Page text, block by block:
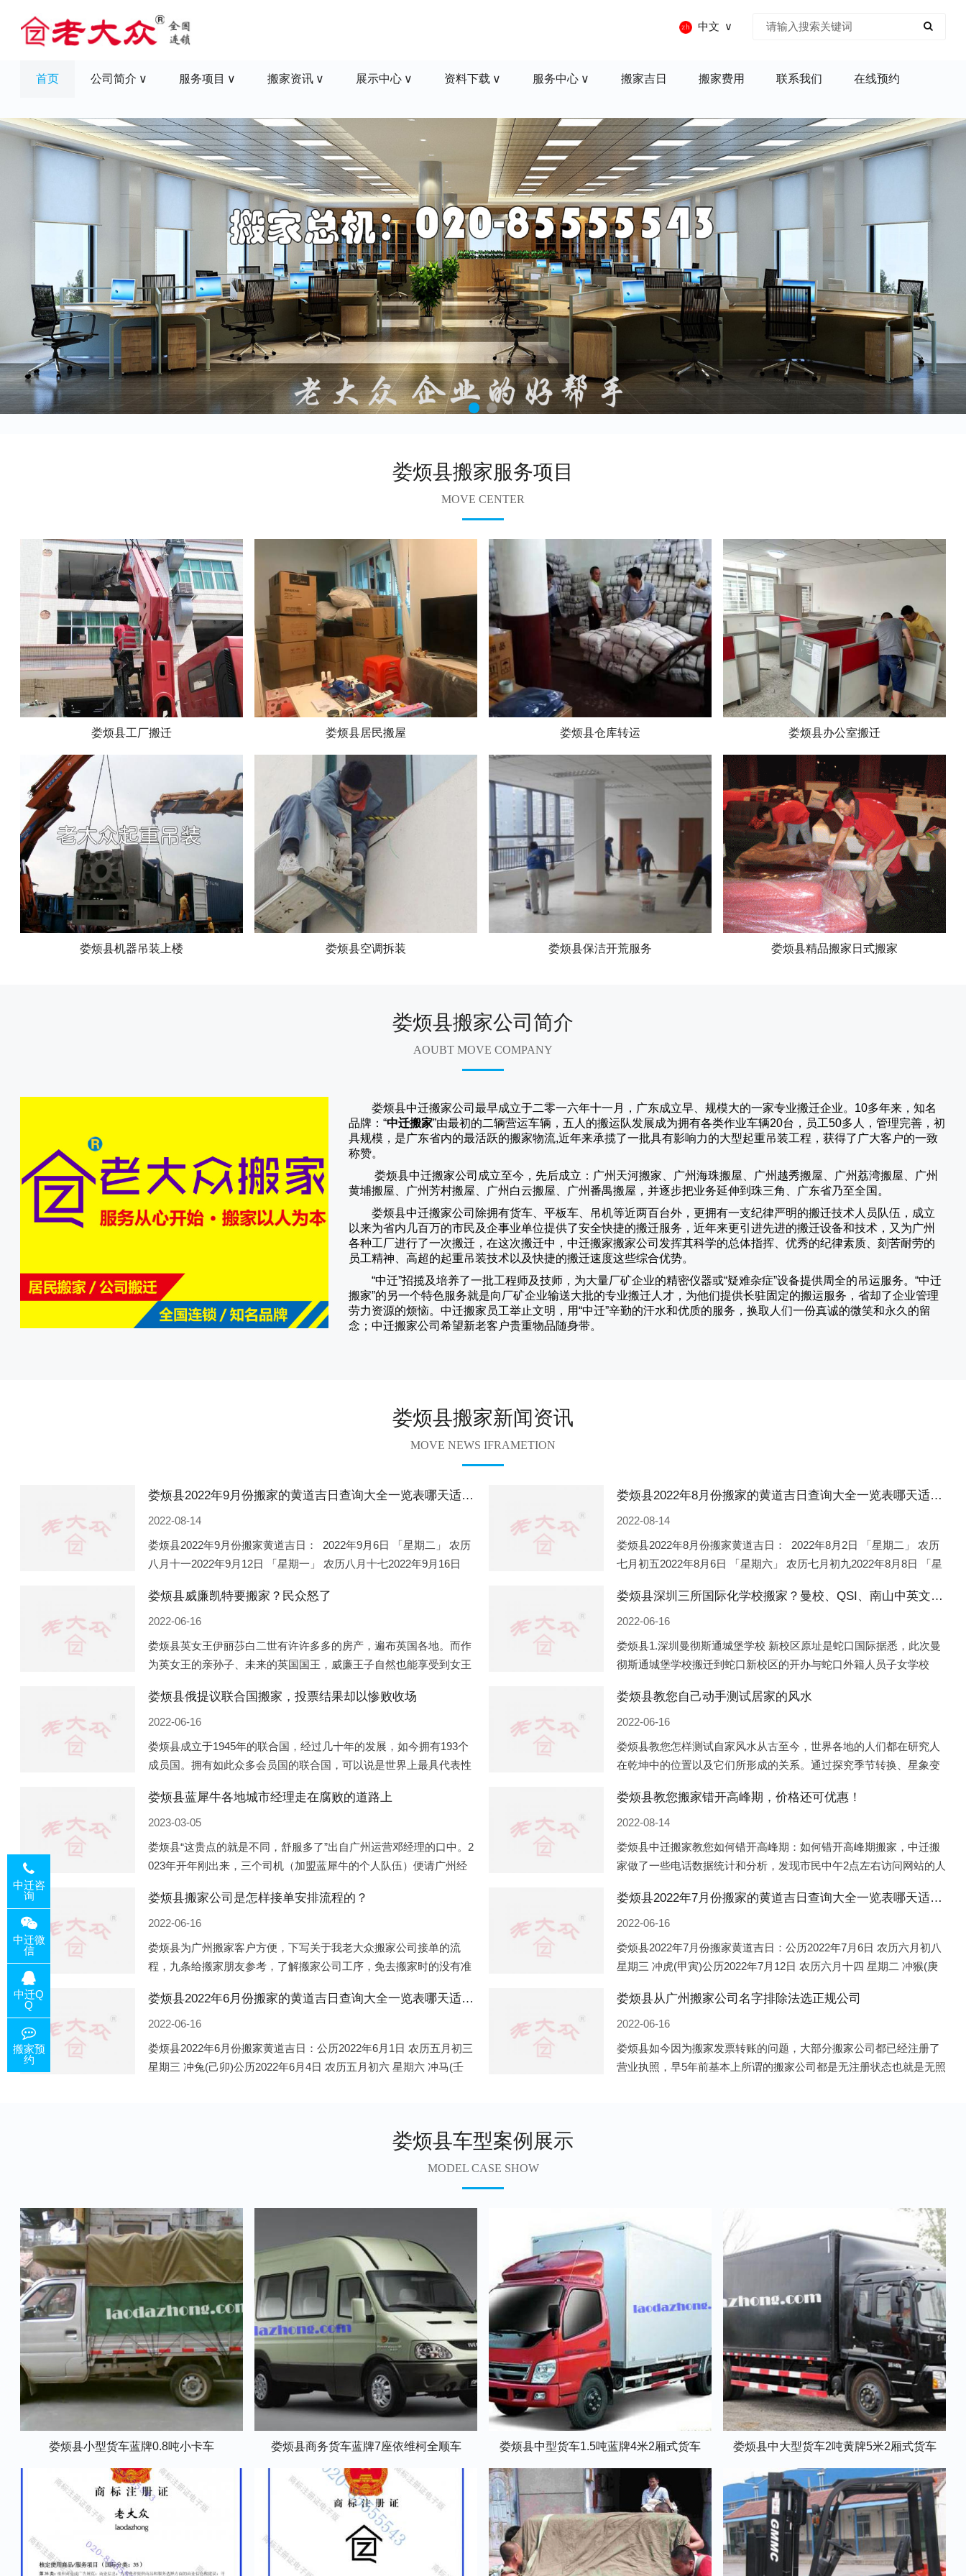
中文
首页 公司简介 服务项目 搬家资讯 展示中心 资料下载 服务中心 搬家吉日 搬家费用 联系我们 在线预约
娄烦县搬家服务项目
MOVE CENTER
娄烦县工厂搬迁 娄烦县居民搬屋 娄烦县仓库转运 娄烦县办公室搬迁
娄烦县机器吊装上楼 娄烦县空调拆装 娄烦县保洁开荒服务 娄烦县精品搬家日式搬家
娄烦县搬家公司简介
AOUBT MOVE COMPANY
娄烦县中迁搬家公司最早成立于二零一六年十一月，广东成立早、规模大的一家专业搬迁企业。10多年来，知名
品牌：“中迁搬家”由最初的二辆营运车辆，五人的搬运队发展成为拥有各类作业车辆20台，员工50多人，管理完善，初
具规模，是广东省内的最活跃的搬家物流,近年来承揽了一批具有影响力的大型起重吊装工程，获得了广大客户的一致
称赞。
娄烦县中迁搬家公司成立至今，先后成立：广州天河搬家、广州海珠搬屋、广州越秀搬屋、广州荔湾搬屋、广州
黄埔搬屋、广州芳村搬屋、广州白云搬屋、广州番禺搬屋，并逐步把业务延伸到珠三角、广东省乃至全国。
娄烦县中迁搬家公司除拥有货车、平板车、吊机等近两百台外，更拥有一支纪律严明的搬迁技术人员队伍，成立
以来为省内几百万的市民及企事业单位提供了安全快捷的搬迁服务，近年来更引进先进的搬迁设备和技术，又为广州
各种工厂进行了一次搬迁，在这次搬迁中，中迁搬家搬家公司发挥其科学的总体指挥、优秀的纪律素质、刻苦耐劳的
员工精神、高超的起重吊装技术以及快捷的搬迁速度这些综合优势。
“中迁”招揽及培养了一批工程师及技师，为大量厂矿企业的精密仪器或“疑难杂症”设备提供周全的吊运服务。“中迁
搬家”的另一个特色服务就是向厂矿企业输送大批的专业搬迁人才，为他们提供长驻固定的搬运服务，省却了企业管理
劳力资源的烦恼。中迁搬家员工举止文明，用“中迁”辛勤的汗水和优质的服务，换取人们一份真诚的微笑和永久的留
念；中迁搬家公司希望新老客户贵重物品随身带。
娄烦县搬家新闻资讯
MOVE NEWS IFRAMETION
娄烦县2022年9月份搬家的黄道吉日查询大全一览表哪天适合搬家好日子
2022-08-14
娄烦县2022年9月份搬家黄道吉日： 2022年9月6日 「星期二」 农历
八月十一2022年9月12日 「星期一」 农历八月十七2022年9月16日
娄烦县2022年8月份搬家的黄道吉日查询大全一览表哪天适合搬家好日子
2022-08-14
娄烦县2022年8月份搬家黄道吉日： 2022年8月2日 「星期二」 农历
七月初五2022年8月6日 「星期六」 农历七月初九2022年8月8日 「星
娄烦县威廉凯特要搬家？民众怒了
2022-06-16
娄烦县英女王伊丽莎白二世有许许多多的房产，遍布英国各地。而作
为英女王的亲孙子、未来的英国国王，威廉王子自然也能享受到女王
是位于伦敦的肯辛顿宫，一处
娄烦县深圳三所国际化学校搬家？曼校、QSI、南山中英文搬走了
2022-06-16
娄烦县1.深圳曼彻斯通城堡学校 新校区原址是蛇口国际据悉，此次曼
彻斯通城堡学校搬迁到蛇口新校区的开办与蛇口外籍人员子女学校
正式并入蛇口外籍
娄烦县俄提议联合国搬家，投票结果却以惨败收场
2022-06-16
娄烦县成立于1945年的联合国，经过几十年的发展，如今拥有193个
成员国。拥有如此众多会员国的联合国，可以说是世界上最具代表性
以美国为首的西方国家
娄烦县教您自己动手测试居家的风水
2022-06-16
娄烦县教您怎样测试自家风水从古至今，世界各地的人们都在研究人
在乾坤中的位置以及它们所形成的关系。通过探究季节转换、星象变
同住宅中的人，其一生中的财
娄烦县蓝犀牛各地城市经理走在腐败的道路上
2023-03-05
娄烦县“这贵点的就是不同，舒服多了”出自广州运营邓经理的口中。2
023年开年刚出来，三个司机（加盟蓝犀牛的个人队伍）便请广州经
平摊费用，燃鹅这样的
娄烦县教您搬家错开高峰期，价格还可优惠！
2022-08-14
娄烦县中迁搬家教您如何错开高峰期：如何错开高峰期搬家，中迁搬
家做了一些电话数据统计和分析，发现市民中午2点左右访问网站的人
最多的，网上QQ微
娄烦县搬家公司是怎样接单安排流程的？
2022-06-16
娄烦县为广州搬家客户方便，下写关于我老大众搬家公司接单的流
程，九条给搬家朋友参考，了解搬家公司工序，免去搬家时的没有准
电话咨询，初步了解客户搬 家
娄烦县2022年7月份搬家的黄道吉日查询大全一览表哪天适合搬家好日子
2022-06-16
娄烦县2022年7月份搬家黄道吉日：公历2022年7月6日 农历六月初八
星期三 冲虎(甲寅)公历2022年7月12日 农历六月十四 星期二 冲猴(庚
娄烦县2022年6月份搬家的黄道吉日查询大全一览表哪天适合搬家好日子
2022-06-16
娄烦县2022年6月份搬家黄道吉日：公历2022年6月1日 农历五月初三
星期三 冲兔(己卯)公历2022年6月4日 农历五月初六 星期六 冲马(壬
娄烦县从广州搬家公司名字排除法选正规公司
2022-06-16
娄烦县如今因为搬家发票转账的问题，大部分搬家公司都已经注册了
营业执照，早5年前基本上所谓的搬家公司都是无注册状态也就是无照
娄烦县车型案例展示
MODEL CASE SHOW
娄烦县小型货车蓝牌0.8吨小卡车 娄烦县商务货车蓝牌7座依维柯全顺车 娄烦县中型货车1.5吨蓝牌4米2厢式货车 娄烦县中大型货车2吨黄牌5米2厢式货车
中迁咨
询
中迁微
信
中迁Q
Q
搬家预
约